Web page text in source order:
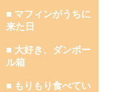
■ マフィンがうちに
来た日
■ 大好き、ダンボー
ル箱
■ もりもり食べてい